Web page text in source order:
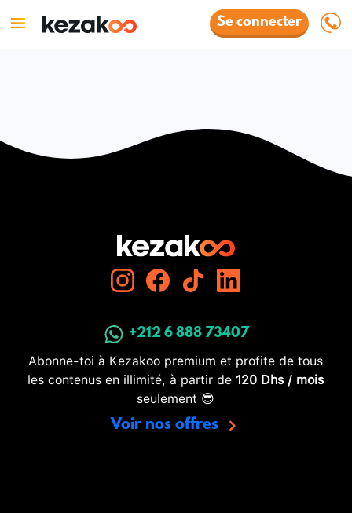
Se connecter
+212 6 888 73407
Abonne-toi à Kezakoo premium et profite de tous
les contenus en illimité, à partir de 120 Dhs / mois
seulement 😎
Voir nos offres